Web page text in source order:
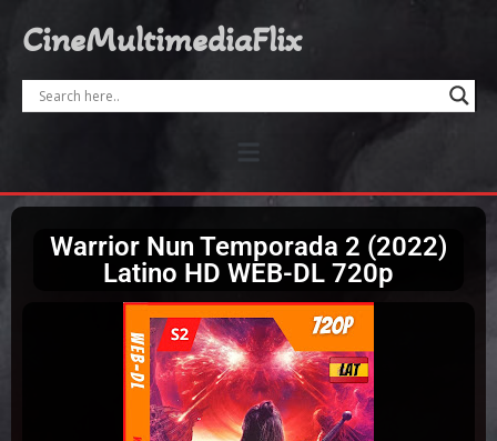
CineMultimediaFlix
Warrior Nun Temporada 2 (2022)
Latino HD WEB-DL 720p